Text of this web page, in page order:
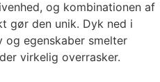
og kombinationen af
gør den unik. Dyk ned i
egenskaber smelter
virkelig overrasker.